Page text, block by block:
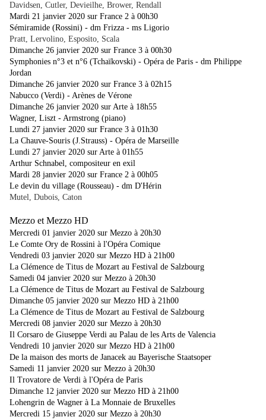
Davidsen, Cutler, Devieilhe, Brower, Rendall
Mardi 21 janvier 2020 sur France 2 à 00h30
Sémiramide (Rossini) - dm Frizza - ms Ligorio
Pratt, Lervolino, Esposito, Scala
Dimanche 26 janvier 2020 sur France 3 à 00h30
Symphonies n°3 et n°6 (Tchaïkovski) - Opéra de Paris - dm Philippe
Jordan
Dimanche 26 janvier 2020 sur France 3 à 02h15
Nabucco (Verdi) - Arènes de Vérone
Dimanche 26 janvier 2020 sur Arte à 18h55
Wagner, Liszt - Armstrong (piano)
Lundi 27 janvier 2020 sur France 3 à 01h30
La Chauve-Souris (J.Strauss) - Opéra de Marseille
Lundi 27 janvier 2020 sur Arte à 01h55
Arthur Schnabel, compositeur en exil
Mardi 28 janvier 2020 sur France 2 à 00h05
Le devin du village (Rousseau) - dm D'Hérin
Mutel, Dubois, Caton
Mezzo et Mezzo HD
Mercredi 01 janvier 2020 sur Mezzo à 20h30
Le Comte Ory de Rossini à l'Opéra Comique
Vendredi 03 janvier 2020 sur Mezzo HD à 21h00
La Clémence de Titus de Mozart au Festival de Salzbourg
Samedi 04 janvier 2020 sur Mezzo à 20h30
La Clémence de Titus de Mozart au Festival de Salzbourg
Dimanche 05 janvier 2020 sur Mezzo HD à 21h00
La Clémence de Titus de Mozart au Festival de Salzbourg
Mercredi 08 janvier 2020 sur Mezzo à 20h30
Il Corsaro de Giuseppe Verdi au Palau de les Arts de Valencia
Vendredi 10 janvier 2020 sur Mezzo HD à 21h00
De la maison des morts de Janacek au Bayerische Staatsoper
Samedi 11 janvier 2020 sur Mezzo à 20h30
Il Trovatore de Verdi à l'Opéra de Paris
Dimanche 12 janvier 2020 sur Mezzo HD à 21h00
Lohengrin de Wagner à La Monnaie de Bruxelles
Mercredi 15 janvier 2020 sur Mezzo à 20h30